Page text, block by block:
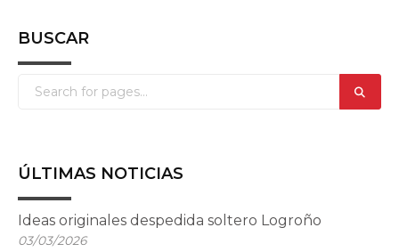
BUSCAR
ÚLTIMAS NOTICIAS
Ideas originales despedida soltero Logroño
03/03/2026